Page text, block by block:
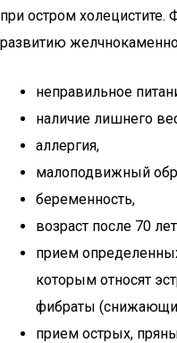
при остром
развитию
неправильное
наличие лишнего
аллергия,
малоподвижный
беременность,
возраст после 70
прием
которым относят
фибраты
прием острых,